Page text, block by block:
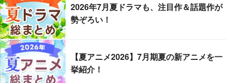
2026年7月夏ドラマも、注目作＆話題作が
勢ぞろい！
【夏アニメ2026】7月期夏の新アニメを一
挙紹介！